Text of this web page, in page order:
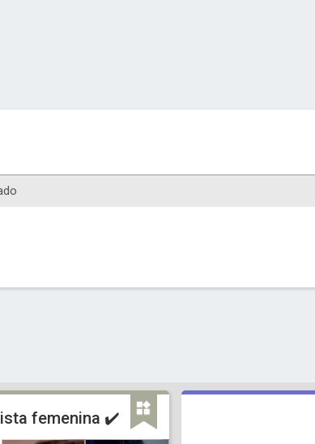
femenina ✔️